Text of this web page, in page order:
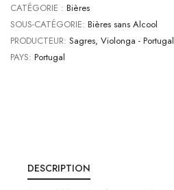
CATÉGORIE : Bières
SOUS-CATÉGORIE: Bières sans Alcool
PRODUCTEUR: Sagres, Violonga - Portugal
PAYS: Portugal
DESCRIPTION